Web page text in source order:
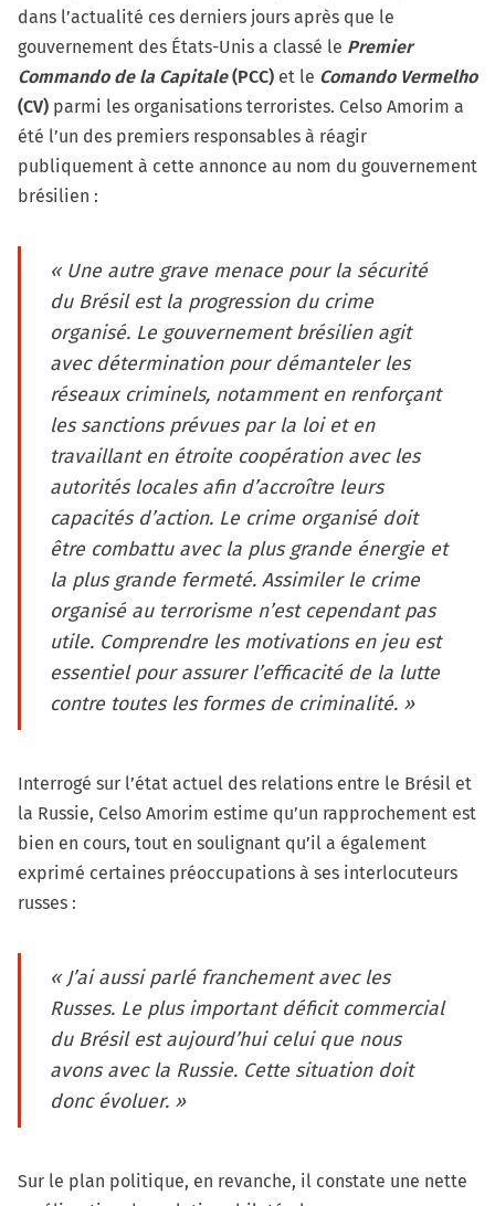
dans l’actualité ces derniers jours après que le
gouvernement des États-Unis a classé le Premier
Commando de la Capitale(PCC) et le Comando Vermelho
(CV) parmi les organisations terroristes. Celso Amorim a
été l’un des premiers responsables à réagir
publiquement à cette annonce au nom du gouvernement
brésilien :
« Une autre grave menace pour la sécurité
du Brésil est la progression du crime
organisé. Le gouvernement brésilien agit
avec détermination pour démanteler les
réseaux criminels, notamment en renforçant
les sanctions prévues par la loi et en
travaillant en étroite coopération avec les
autorités locales afin d’accroître leurs
capacités d’action. Le crime organisé doit
être combattu avec la plus grande énergie et
la plus grande fermeté. Assimiler le crime
organisé au terrorisme n’est cependant pas
utile. Comprendre les motivations en jeu est
essentiel pour assurer l’efficacité de la lutte
contre toutes les formes de criminalité. »
Interrogé sur l’état actuel des relations entre le Brésil et
la Russie, Celso Amorim estime qu’un rapprochement est
bien en cours, tout en soulignant qu’il a également
exprimé certaines préoccupations à ses interlocuteurs
russes :
« J’ai aussi parlé franchement avec les
Russes. Le plus important déficit commercial
du Brésil est aujourd’hui celui que nous
avons avec la Russie. Cette situation doit
donc évoluer. »
Sur le plan politique, en revanche, il constate une nette